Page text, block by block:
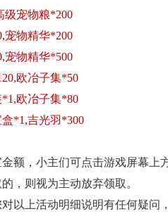
级宠物粮*200
宠物精华*200
宠物精华*500
欧冶子集*50
欧冶子集*80
*1,吉光羽*300
额，小主们可点击游戏屏幕上
，则视为主动放弃领取。
以上活动明细说明有任何疑问